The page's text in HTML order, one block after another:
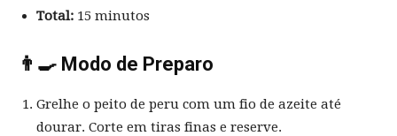
Total: 15 minutos
👨‍🍳 Modo de Preparo
Grelhe o peito de peru com um fio de azeite até
dourar. Corte em tiras finas e reserve.